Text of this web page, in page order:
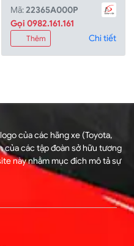
Mã:22365A000P
Gọi 0982.161.161
Thêm Chi tiết
của các hãng xe (Toyota,
của các tập đoàn sở hữu tương
này nhằm mục đích mô tả sự